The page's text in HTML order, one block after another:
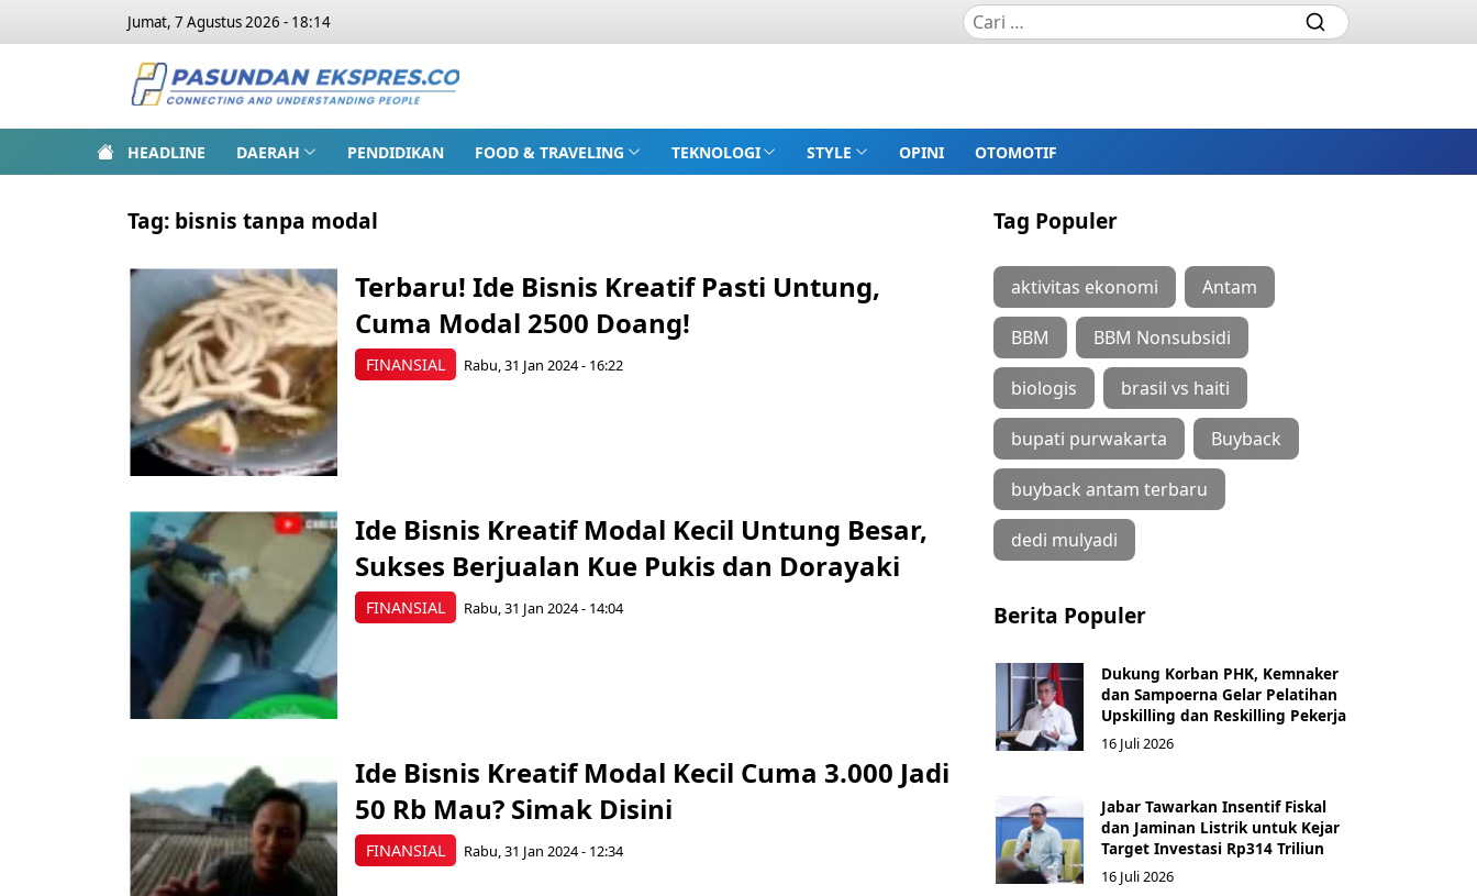
Jumat, 7 Agustus 2026 - 18:14
HEADLINE DAERAH PENDIDIKAN FOOD & TRAVELING TEKNOLOGI STYLE OPINI OTOMOTIF
Tag: bisnis tanpa modal
FINANSIAL
Terbaru! Ide Bisnis Kreatif Pasti Untung,
Cuma Modal 2500 Doang!
Rabu, 31 Jan 2024 - 16:22
FINANSIAL
Ide Bisnis Kreatif Modal Kecil Untung Besar,
Sukses Berjualan Kue Pukis dan Dorayaki
Rabu, 31 Jan 2024 - 14:04
FINANSIAL
Ide Bisnis Kreatif Modal Kecil Cuma 3.000 Jadi
50 Rb Mau? Simak Disini
Rabu, 31 Jan 2024 - 12:34
Tag Populer
aktivitas ekonomi Antam
BBM BBM Nonsubsidi
biologis brasil vs haiti
bupati purwakarta Buyback
buyback antam terbaru
dedi mulyadi
Berita Populer
Dukung Korban PHK, Kemnaker
dan Sampoerna Gelar Pelatihan
Upskilling dan Reskilling Pekerja
16 Juli 2026
Jabar Tawarkan Insentif Fiskal
dan Jaminan Listrik untuk Kejar
Target Investasi Rp314 Triliun
16 Juli 2026